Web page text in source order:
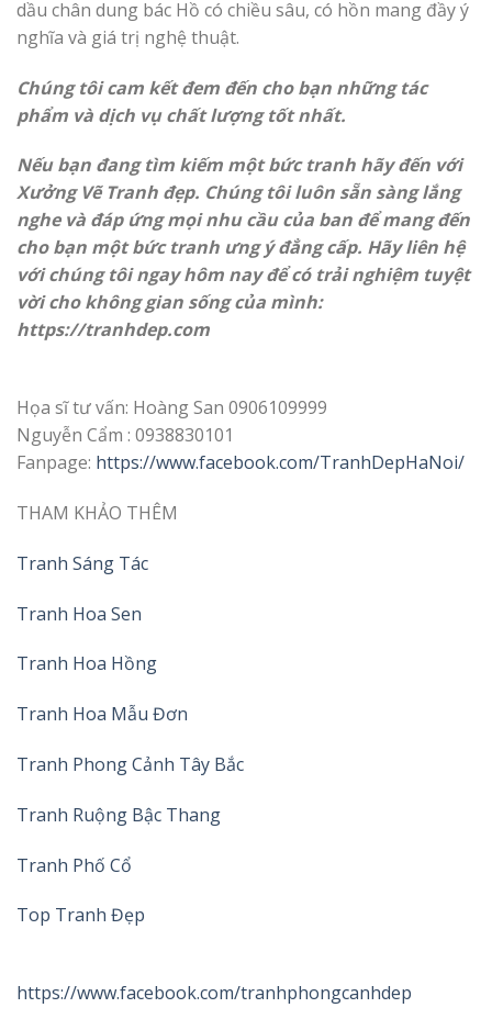
dầu chân dung bác Hồ có chiều sâu, có hồn mang đầy ý
nghĩa và giá trị nghệ thuật.
Chúng tôi cam kết đem đến cho bạn những tác
phẩm và dịch vụ chất lượng tốt nhất.
Nếu bạn đang tìm kiếm một bức tranh hãy đến với
Xưởng Vẽ Tranh đẹp. Chúng tôi luôn sẵn sàng lắng
nghe và đáp ứng mọi nhu cầu của ban để mang đến
cho bạn một bức tranh ưng ý đẳng cấp. Hãy liên hệ
với chúng tôi ngay hôm nay để có trải nghiệm tuyệt
vời cho không gian sống của mình:
https://tranhdep.com
Họa sĩ tư vấn: Hoàng San 0906109999
Nguyễn Cẩm : 0938830101
Fanpage: https://www.facebook.com/TranhDepHaNoi/
THAM KHẢO THÊM
Tranh Sáng Tác
Tranh Hoa Sen
Tranh Hoa Hồng
Tranh Hoa Mẫu Đơn
Tranh Phong Cảnh Tây Bắc
Tranh Ruộng Bậc Thang
Tranh Phố Cổ
Top Tranh Đẹp
https://www.facebook.com/tranhphongcanhdep